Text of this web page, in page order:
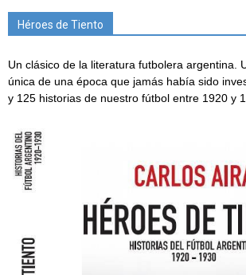
Héroes de Tiento
Un clásico de la literatura futbolera argentina.
única de una época que jamás había sido
y 125 historias de nuestro fútbol entre 1920 y